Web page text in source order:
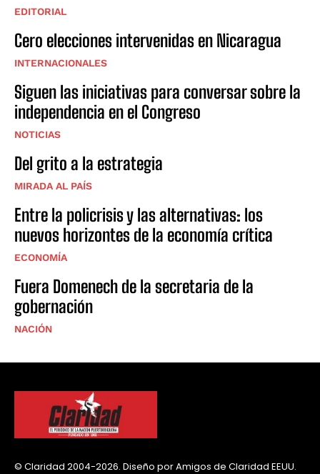
EDITORIAL
Cero elecciones intervenidas en Nicaragua
INTERNACIONALES
Siguen las iniciativas para conversar sobre la
independencia en el Congreso
NOTICIAS
Del grito a la estrategia
MIRADA AL PAÍS
Entre la policrisis y las alternativas: los
nuevos horizontes de la economía crítica
ECONOMÍA
Fuera Domenech de la secretaria de la
gobernación
NACIÓN
© Claridad 2004-2026. Diseño por Amigos de Claridad EEUU.